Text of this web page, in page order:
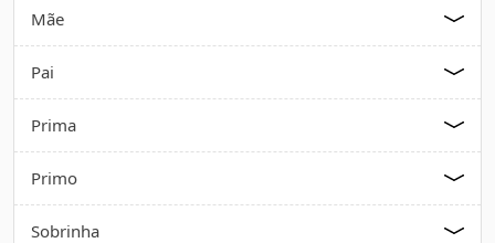
Mãe
Pai
Prima
Primo
Sobrinha